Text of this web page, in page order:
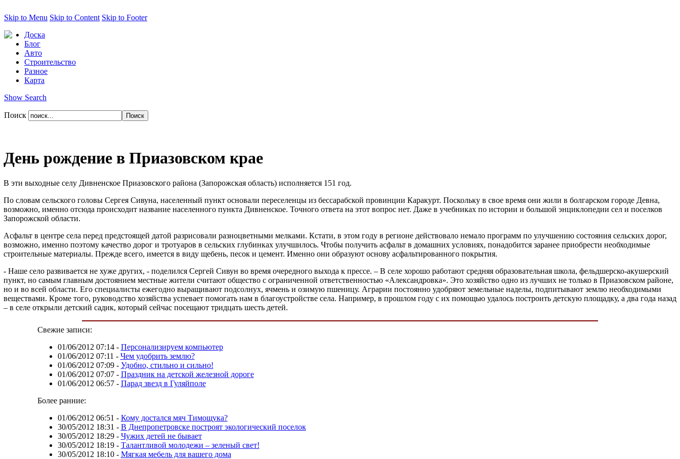
Skip to Menu Skip to Content Skip to Footer
Доска
Блог
Авто
Строительство
Разное
Карта
Show Search
Поиск
День рождение в Приазовском крае
В эти выходные селу Дивненское Приазовского района (Запорожская область) исполняется 151 год.
По словам сельского головы Сергея Сивуна, населенный пункт основали переселенцы из бессарабской провинции Каракурт. Поскольку в свое время они жили в болгарском городе Девна,
возможно, именно отсюда происходит название населенного пункта Дивненское. Точного ответа на этот вопрос нет. Даже в учебниках по истории и большой энциклопедии сел и поселков
Запорожской области.
Асфальт в центре села перед предстоящей датой разрисовали разноцветными мелками. Кстати, в этом году в регионе действовало немало программ по улучшению состояния сельских дорог,
возможно, именно поэтому качество дорог и тротуаров в сельских глубинках улучшилось. Чтобы получить асфальт в домашних условиях, понадобится заранее приобрести необходимые
строительные материалы. Прежде всего, имеется в виду щебень, песок и цемент. Именно они образуют основу асфальтированного покрытия.
- Наше село развивается не хуже других, - поделился Сергей Сивун во время очередного выхода к прессе. – В селе хорошо работают средняя образовательная школа, фельдшерско-акушерский
пункт, но самым главным достоянием местные жители считают общество с ограниченной ответственностью «Александровка». Это хозяйство одно из лучших не только в Приазовском районе,
но и во всей области. Его специалисты ежегодно выращивают подсолнух, ячмень и озимую пшеницу. Аграрии постоянно удобряют земельные наделы, подпитывают землю необходимыми
веществами. Кроме того, руководство хозяйства успевает помогать нам в благоустройстве села. Например, в прошлом году с их помощью удалось построить детскую площадку, а два года назад
– в селе открыли детский садик, который сейчас посещают тридцать шесть детей.
Свежие записи:
01/06/2012 07:14- Персонализируем компьютер
01/06/2012 07:11 - Чем удобрить землю?
01/06/2012 07:09- Удобно, стильно и сильно!
01/06/2012 07:07- Праздник на детской железной дороге
01/06/2012 06:57- Парад звезд в Гуляйполе
Более ранние:
01/06/2012 06:51 - Кому достался мяч Тимощука?
30/05/2012 18:31 - В Днепропетровске построят экологический поселок
30/05/2012 18:29- Чужих детей не бывает
30/05/2012 18:19- Талантливой молодежи – зеленый свет!
30/05/2012 18:10- Мягкая мебель для вашего дома